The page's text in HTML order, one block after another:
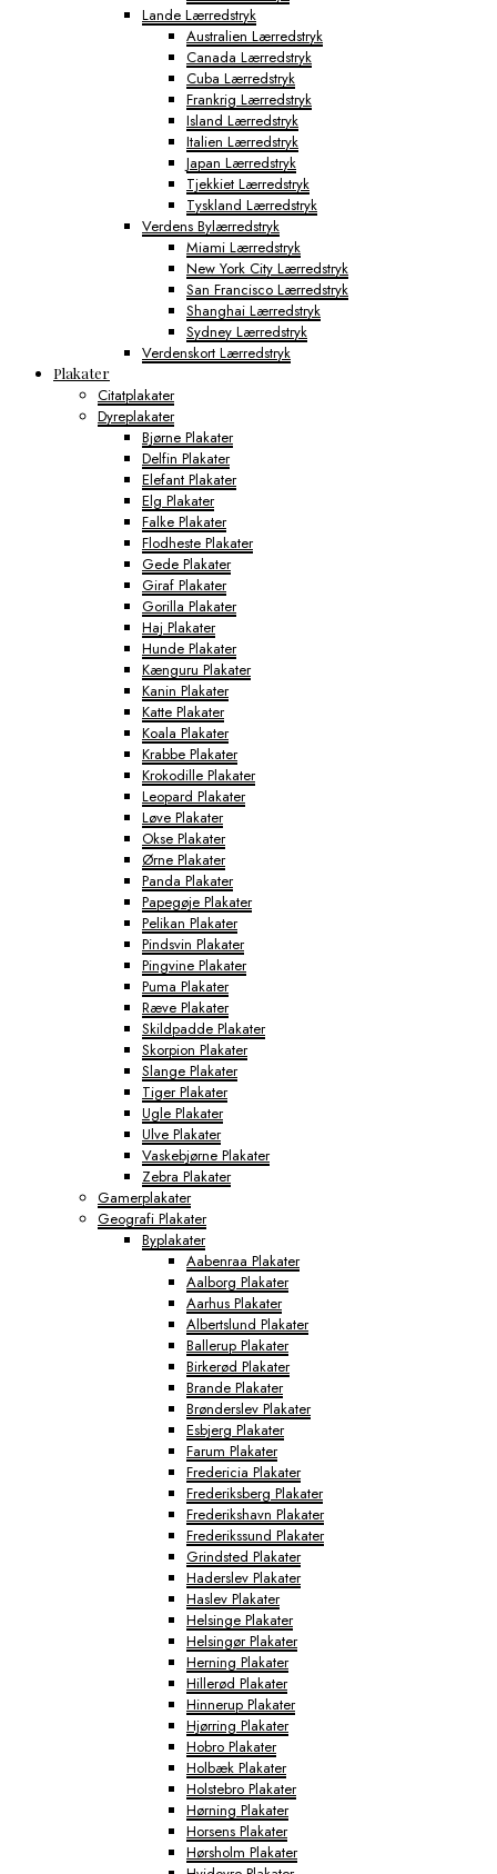
Lande Lærredstryk
Australien Lærredstryk
Canada Lærredstryk
Cuba Lærredstryk
Frankrig Lærredstryk
Island Lærredstryk
Italien Lærredstryk
Japan Lærredstryk
Tjekkiet Lærredstryk
Tyskland Lærredstryk
Verdens Bylærredstryk
Miami Lærredstryk
New York City Lærredstryk
San Francisco Lærredstryk
Shanghai Lærredstryk
Sydney Lærredstryk
Verdenskort Lærredstryk
Plakater
Citatplakater
Dyreplakater
Bjørne Plakater
Delfin Plakater
Elefant Plakater
Elg Plakater
Falke Plakater
Flodheste Plakater
Gede Plakater
Giraf Plakater
Gorilla Plakater
Haj Plakater
Hunde Plakater
Kænguru Plakater
Kanin Plakater
Katte Plakater
Koala Plakater
Krabbe Plakater
Krokodille Plakater
Leopard Plakater
Løve Plakater
Okse Plakater
Ørne Plakater
Panda Plakater
Papegøje Plakater
Pelikan Plakater
Pindsvin Plakater
Pingvine Plakater
Puma Plakater
Ræve Plakater
Skildpadde Plakater
Skorpion Plakater
Slange Plakater
Tiger Plakater
Ugle Plakater
Ulve Plakater
Vaskebjørne Plakater
Zebra Plakater
Gamerplakater
Geografi Plakater
Byplakater
Aabenraa Plakater
Aalborg Plakater
Aarhus Plakater
Albertslund Plakater
Ballerup Plakater
Birkerød Plakater
Brande Plakater
Brønderslev Plakater
Esbjerg Plakater
Farum Plakater
Fredericia Plakater
Frederiksberg Plakater
Frederikshavn Plakater
Frederikssund Plakater
Grindsted Plakater
Haderslev Plakater
Haslev Plakater
Helsinge Plakater
Helsingør Plakater
Herning Plakater
Hillerød Plakater
Hinnerup Plakater
Hjørring Plakater
Hobro Plakater
Holbæk Plakater
Holstebro Plakater
Hørning Plakater
Horsens Plakater
Hørsholm Plakater